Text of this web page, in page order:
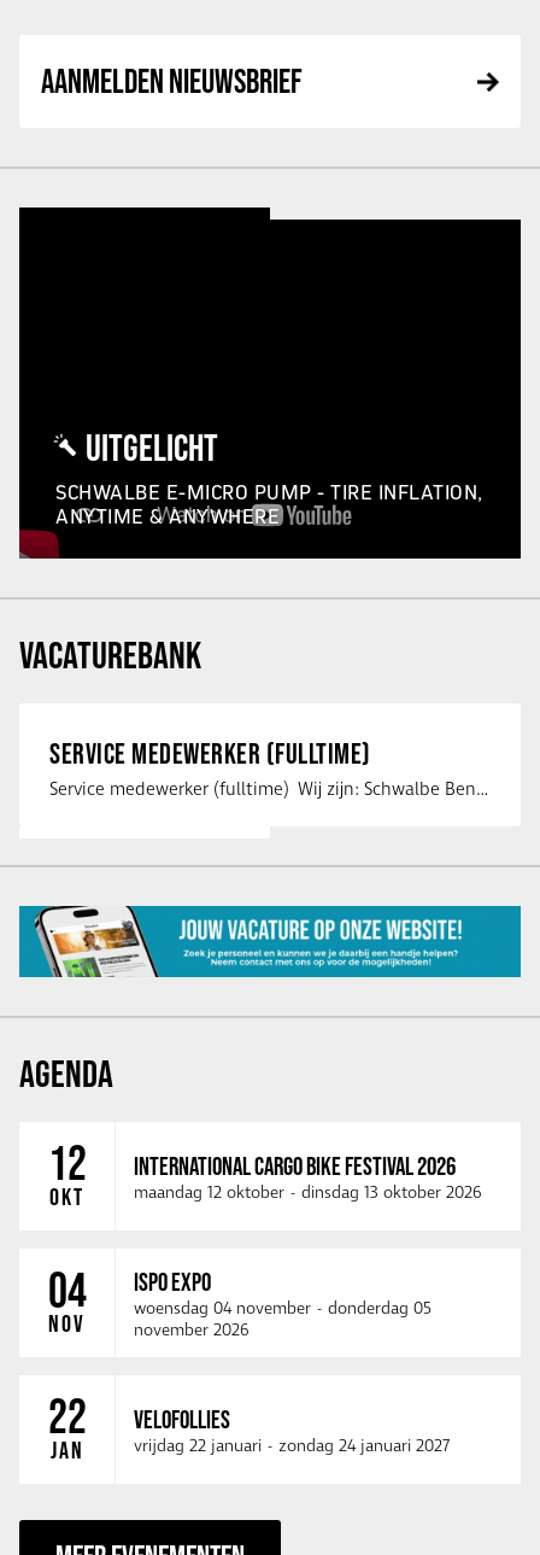
AANMELDEN NIEUWSBRIEF
UITGELICHT
SCHWALBE E-MICRO PUMP - TIRE INFLATION,
ANYTIME & ANYWHERE
VACATUREBANK
SERVICE MEDEWERKER (FULLTIME)
Service medewerker (fulltime) Wij zijn: Schwalbe Benelux; merkeigenaar, …
AGENDA
12
OKT
INTERNATIONAL CARGO BIKE FESTIVAL 2026
maandag 12 oktober - dinsdag 13 oktober 2026
04
NOV
ISPO EXPO
woensdag 04 november - donderdag 05
november 2026
22
JAN
VELOFOLLIES
vrijdag 22 januari - zondag 24 januari 2027